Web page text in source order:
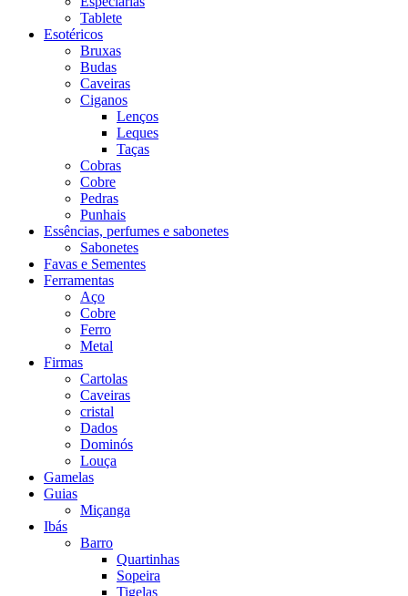
Tablete
Esotéricos
Bruxas
Budas
Caveiras
Ciganos
Lenços
Leques
Taças
Cobras
Cobre
Pedras
Punhais
Essências, perfumes e sabonetes
Sabonetes
Favas e Sementes
Ferramentas
Aço
Cobre
Ferro
Metal
Firmas
Cartolas
Caveiras
cristal
Dados
Dominós
Louça
Gamelas
Guias
Miçanga
Ibás
Barro
Quartinhas
Sopeira
Tigelas